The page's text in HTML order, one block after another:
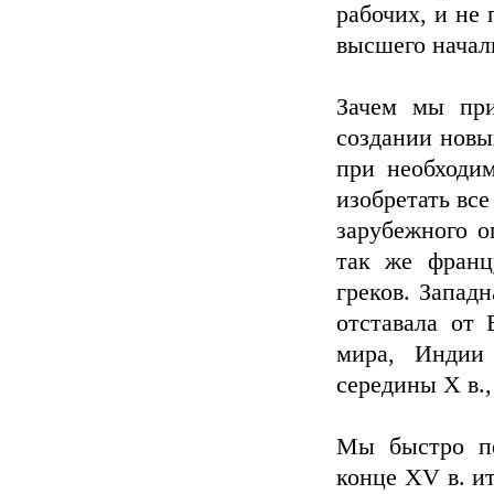
рабочих, и не
высшего
Зачем мы
создании
при
изобретать
зарубежного
так же
греков.
отставала
мира, Индии
середины Х
Мы быстро
конце XV в.